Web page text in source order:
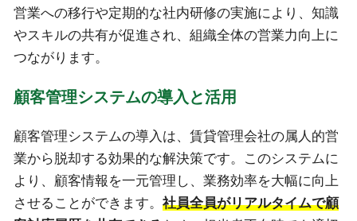
営業への移行や定期的な社内研修の実施により、知識
やスキルの共有が促進され、組織全体の営業力向上に
つながります。
顧客管理システムの導入と活用
顧客管理システムの導入は、賃貸管理会社の属人的営
業から脱却する効果的な解決策です。このシステムに
より、顧客情報を一元管理し、業務効率を大幅に向上
させることができます。 社員全員がリアルタイムで顧